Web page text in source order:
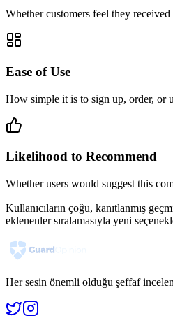
Whether customers feel they
Ease of Use
How simple it is to sign up, order, or
Likelihood to Recommend
Whether users would suggest this
Kullanıcıların çoğu, kanıtlanmış
eklenenler sıralamasıyla yeni
Her sesin önemli olduğu şeffaf